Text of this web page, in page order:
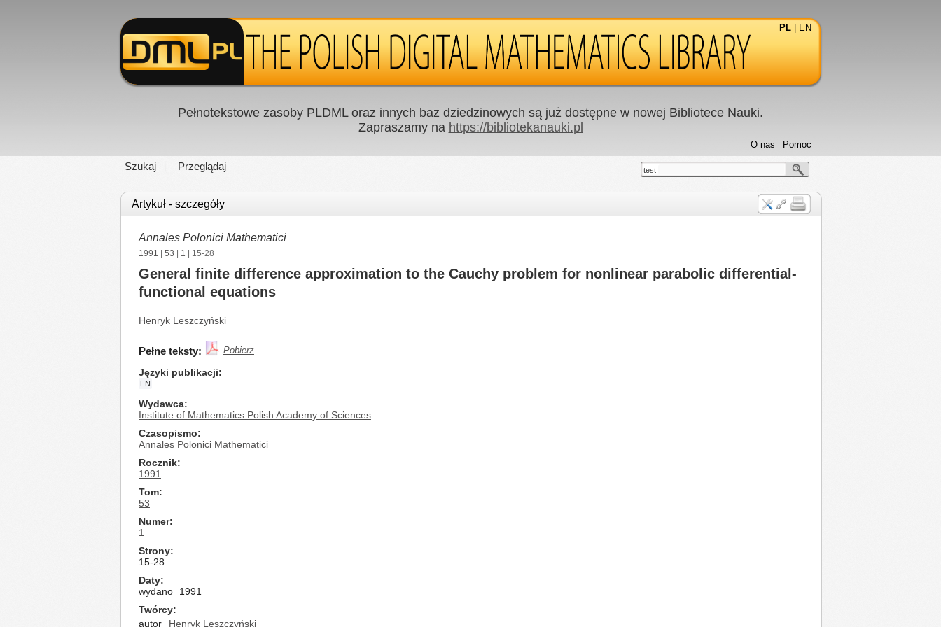
PL EN
Pełnotekstowe zasoby PLDML oraz innych baz dziedzinowych są już dostępne w nowej Bibliotece Nauki.
Zapraszamy na https://bibliotekanauki.pl
Szukaj Przeglądaj
Pomoc
O nas
test
Artykuł - szczegóły
Annales Polonici Mathematici
1991 53 1 | 15-28
General finite difference approximation to the Cauchy problem for nonlinear parabolic differential-
functional equations
Henryk Leszczyński
Pełne teksty: Pobierz
Języki publikacji
EN
Wydawca
Institute of Mathematics Polish Academy of Sciences
Czasopismo
Annales Polonici Mathematici
Rocznik
1991
Tom
53
Numer
1
Strony
15-28
Daty
wydano
1991
Twórcy
autor
Henryk Leszczyński